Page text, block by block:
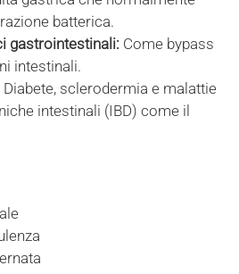
batterica.
gastrointestinali: Come bypass
intestinali.
Diabete, sclerodermia e malattie
intestinali (IBD) come il